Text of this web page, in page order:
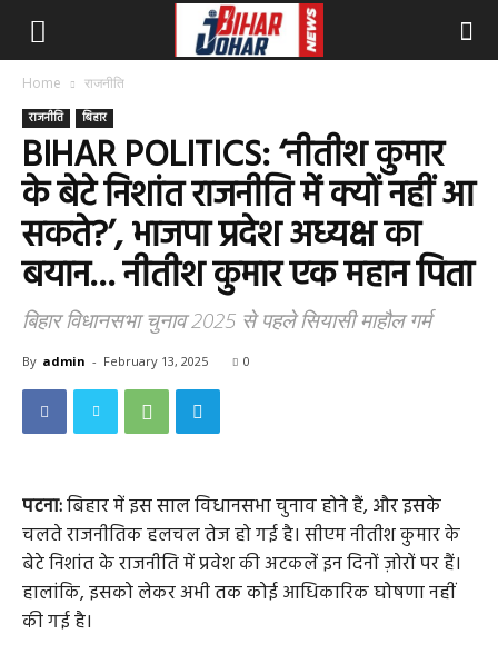
Home राजनीति
राजनीति बिहार
BIHAR POLITICS: ‘नीतीश कुमार
के बेटे निशांत राजनीति में क्यों नहीं आ
सकते?’, भाजपा प्रदेश अध्यक्ष का
बयान… नीतीश कुमार एक महान पिता
बिहार विधानसभा चुनाव 2025 से पहले सियासी माहौल गर्म
By admin - February 13, 2025 0
पटना:बिहार में इस साल विधानसभा चुनाव होने हैं, और इसके
चलते राजनीतिक हलचल तेज हो गई है। सीएम नीतीश कुमार के
बेटे निशांत के राजनीति में प्रवेश की अटकलें इन दिनों ज़ोरों पर हैं।
हालांकि, इसको लेकर अभी तक कोई आधिकारिक घोषणा नहीं
की गई है।